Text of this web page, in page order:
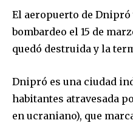
El aeropuerto de Dnipró
bombardeo el 15 de
quedó destruida y la
Dnipró es una ciudad
habitantes atravesada
en ucraniano), que